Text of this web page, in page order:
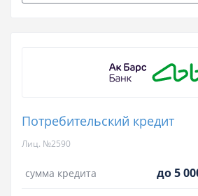
Потребительский кредит
Лиц. №2590
сумма кредита до 5